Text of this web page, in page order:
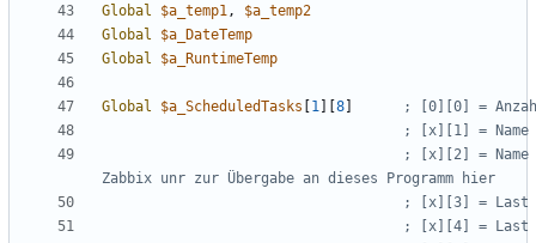
Global
$a_temp1 ,
$a_temp2
Global
$a_DateTemp
Global
$a_RuntimeTemp
Global $a_ScheduledTasks [1 ][8]
; [x][2] = Name